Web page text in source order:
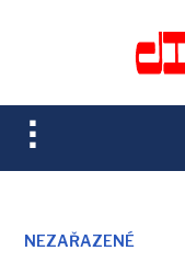
TOGGLE
SIDEBAR
NAVIGATION
NEZAŘAZENÉ